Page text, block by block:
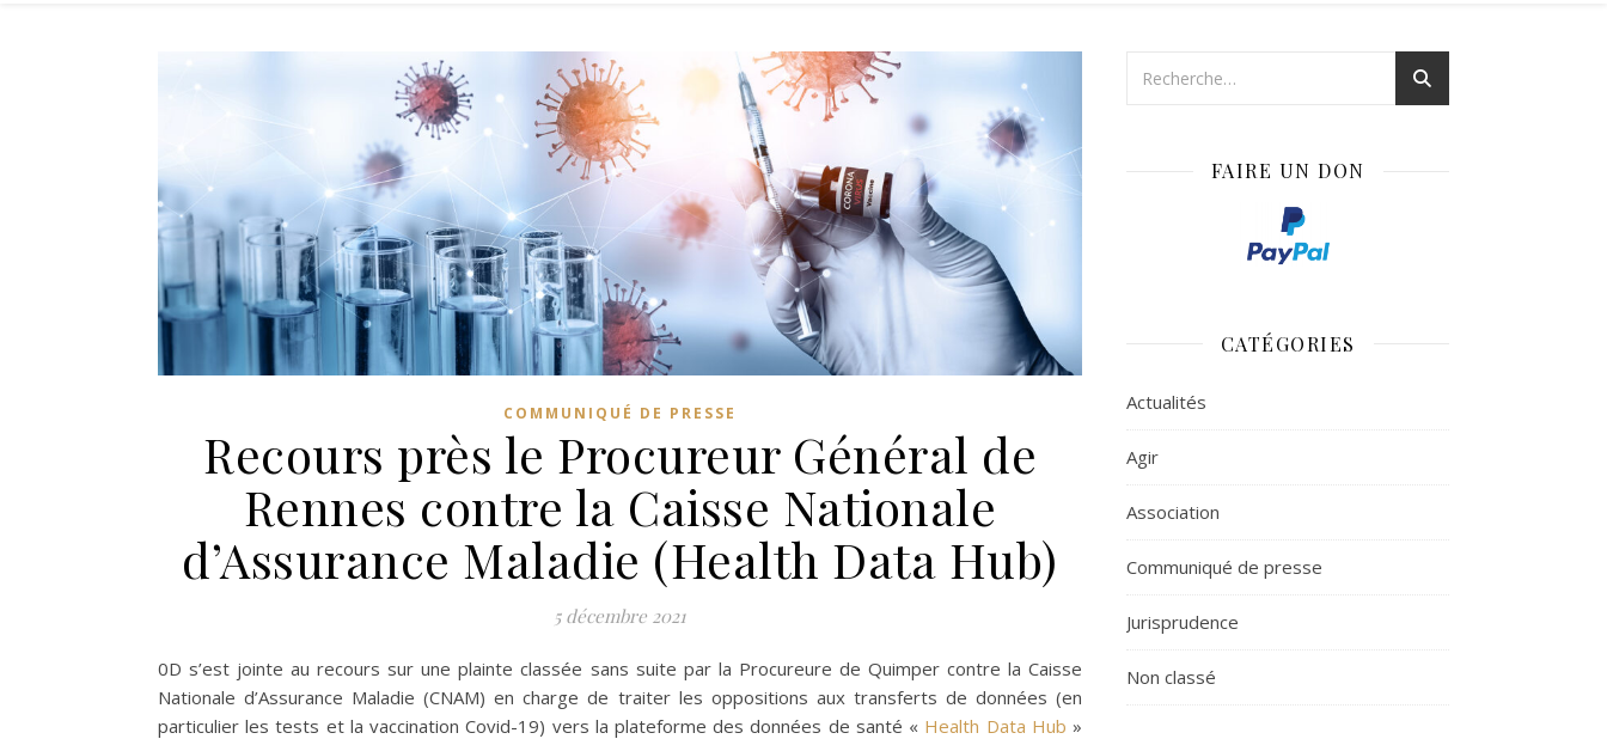
COMMUNIQUÉ DE PRESSE
Recours près le Procureur Général de
Rennes contre la Caisse Nationale
d’Assurance Maladie (Health Data Hub)
5 décembre 2021
0D s’est jointe au recours sur une plainte classée sans suite par la Procureure de Quimper contre la Caisse
Nationale d’Assurance Maladie (CNAM) en charge de traiter les oppositions aux transferts de données (en
particulier les tests et la vaccination Covid-19) vers la plateforme des données de santé « Health Data Hub »
FAIRE UN DON
CATÉGORIES
Actualités
Agir
Association
Communiqué de presse
Jurisprudence
Non classé